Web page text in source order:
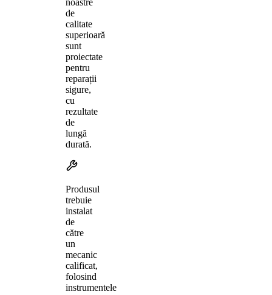
de
calitate
superioară
sunt
proiectate
pentru
reparații
sigure,
cu
rezultate
de
lungă
durată.
Produsul
trebuie
instalat
de
către
un
mecanic
calificat,
folosind
instrumentele